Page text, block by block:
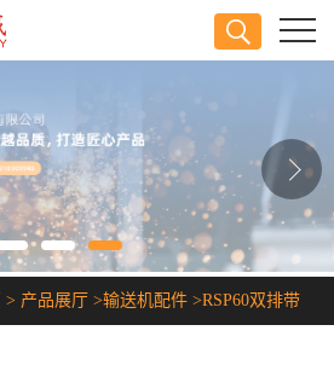
> 产品展厅 >输送机配件 >RSP60双排带